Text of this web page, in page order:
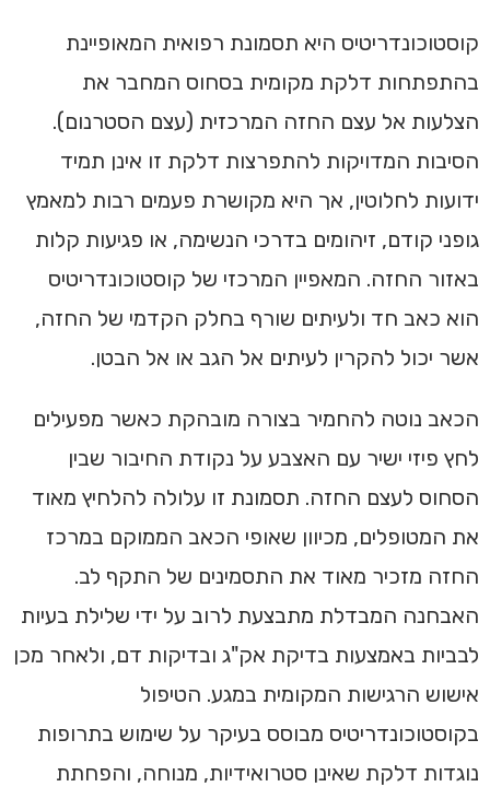
קוסטוכונדריטיס היא תסמונת רפואית המאופיינת
בהתפתחות דלקת מקומית בסחוס המחבר את
הצלעות אל עצם החזה המרכזית (עצם הסטרנום).
הסיבות המדויקות להתפרצות דלקת זו אינן תמיד
ידועות לחלוטין, אך היא מקושרת פעמים רבות למאמץ
גופני קודם, זיהומים בדרכי הנשימה, או פגיעות קלות
באזור החזה. המאפיין המרכזי של קוסטוכונדריטיס
הוא כאב חד ולעיתים שורף בחלק הקדמי של החזה,
אשר יכול להקרין לעיתים אל הגב או אל הבטן.
הכאב נוטה להחמיר בצורה מובהקת כאשר מפעילים
לחץ פיזי ישיר עם האצבע על נקודת החיבור שבין
הסחוס לעצם החזה. תסמונת זו עלולה להלחיץ מאוד
את המטופלים, מכיוון שאופי הכאב הממוקם במרכז
החזה מזכיר מאוד את התסמינים של התקף לב.
האבחנה המבדלת מתבצעת לרוב על ידי שלילת בעיות
לבביות באמצעות בדיקת אק"ג ובדיקות דם, ולאחר מכן
אישוש הרגישות המקומית במגע. הטיפול
בקוסטוכונדריטיס מבוסס בעיקר על שימוש בתרופות
נוגדות דלקת שאינן סטרואידיות, מנוחה, והפחתת